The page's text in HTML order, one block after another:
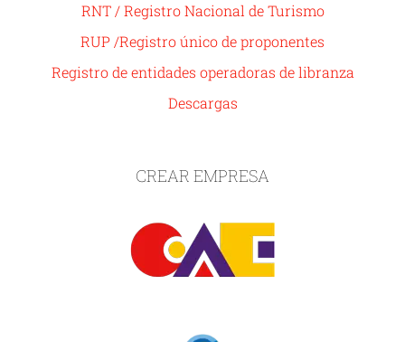
RNT / Registro Nacional de Turismo
RUP /Registro único de proponentes
Registro de entidades operadoras de libranza
Descargas
CREAR EMPRESA